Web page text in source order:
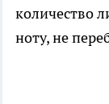
количество
ноту, не